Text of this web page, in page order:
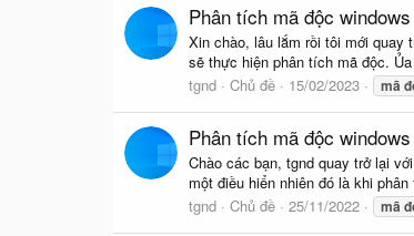
Phân tích mã độc
Xin chào, lâu lắm rồi tôi mới quay
sẽ thực hiện phân tích mã độc.
tgnd
Chủ đề 15/02/2023 mã
Phân tích mã độc
Chào các bạn, tgnd quay trở lại
một điều hiển nhiên đó là khi
tgnd
Chủ đề 25/11/2022 mã